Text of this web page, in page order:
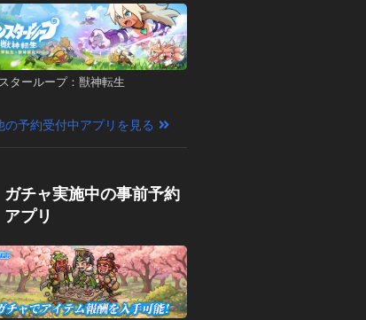
ターループ：獣神転生
の予約受付中アプリを見る
ガチャ実施中の事前予約
アプリ